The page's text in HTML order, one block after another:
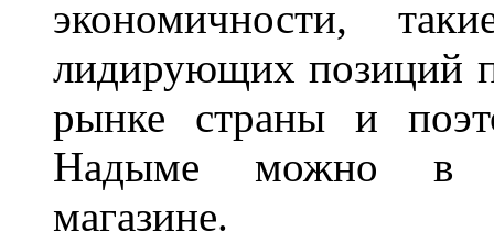
экономичности,
лидирующих позиций
рынке страны и
Надыме можно в
магазине.